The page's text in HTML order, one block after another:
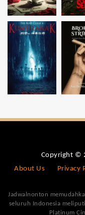
Copyright ©
About Us
Privacy
Jadwalnonton
seluruh Indonesia meliputi
Platinum